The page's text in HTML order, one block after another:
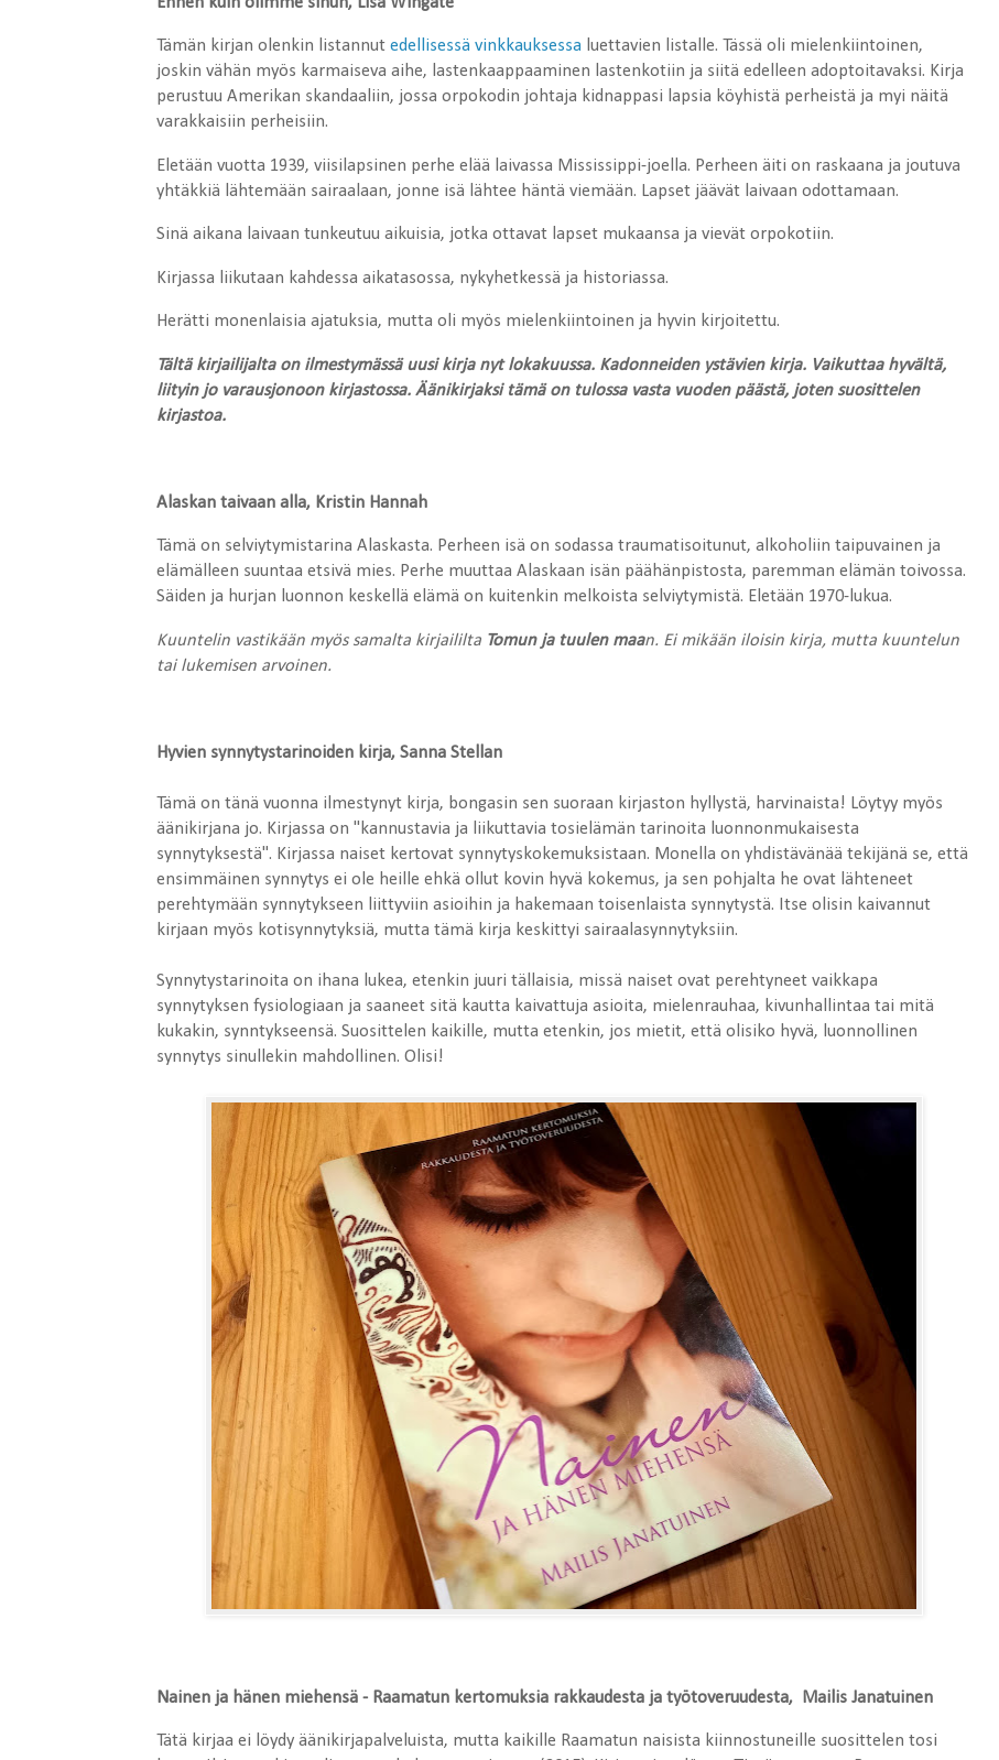
Tämän kirjan olenkin listannut edellisessä vinkkauksessa luettavien listalle. Tässä oli mielenkiintoinen,
joskin vähän myös karmaiseva aihe, lastenkaappaaminen lastenkotiin ja siitä edelleen adoptoitavaksi. Kirja
perustuu Amerikan skandaaliin, jossa orpokodin johtaja kidnappasi lapsia köyhistä perheistä ja myi näitä
varakkaisiin perheisiin.
Eletään vuotta 1939, viisilapsinen perhe elää laivassa Mississippi-joella. Perheen äiti on raskaana ja joutuva
yhtäkkiä lähtemään sairaalaan, jonne isä lähtee häntä viemään. Lapset jäävät laivaan odottamaan.
Sinä aikana laivaan tunkeutuu aikuisia, jotka ottavat lapset mukaansa ja vievät orpokotiin.
Kirjassa liikutaan kahdessa aikatasossa, nykyhetkessä ja historiassa.
Herätti monenlaisia ajatuksia, mutta oli myös mielenkiintoinen ja hyvin kirjoitettu.
Tältä kirjailijalta on ilmestymässä uusi kirja nyt lokakuussa. Kadonneiden ystävien kirja. Vaikuttaa hyvältä,
liityin jo varausjonoon kirjastossa. Äänikirjaksi tämä on tulossa vasta vuoden päästä, joten suosittelen
kirjastoa.
Alaskan taivaan alla, Kristin Hannah
Tämä on selviytymistarina Alaskasta. Perheen isä on sodassa traumatisoitunut, alkoholiin taipuvainen ja
elämälleen suuntaa etsivä mies. Perhe muuttaa Alaskaan isän päähänpistosta, paremman elämän toivossa.
Säiden ja hurjan luonnon keskellä elämä on kuitenkin melkoista selviytymistä. Eletään 1970-lukua.
Kuuntelin vastikään myös samalta kirjaililta Tomun ja tuulen maan. Ei mikään iloisin kirja, mutta kuuntelun
tai lukemisen arvoinen.
Hyvien synnytystarinoiden kirja, Sanna Stellan
Tämä on tänä vuonna ilmestynyt kirja, bongasin sen suoraan kirjaston hyllystä, harvinaista! Löytyy myös
äänikirjana jo. Kirjassa on "kannustavia ja liikuttavia tosielämän tarinoita luonnonmukaisesta
synnytyksestä". Kirjassa naiset kertovat synnytyskokemuksistaan. Monella on yhdistävänää tekijänä se, että
ensimmäinen synnytys ei ole heille ehkä ollut kovin hyvä kokemus, ja sen pohjalta he ovat lähteneet
perehtymään synnytykseen liittyviin asioihin ja hakemaan toisenlaista synnytystä. Itse olisin kaivannut
kirjaan myös kotisynnytyksiä, mutta tämä kirja keskittyi sairaalasynnytyksiin.
Synnytystarinoita on ihana lukea, etenkin juuri tällaisia, missä naiset ovat perehtyneet vaikkapa
synnytyksen fysiologiaan ja saaneet sitä kautta kaivattuja asioita, mielenrauhaa, kivunhallintaa tai mitä
kukakin, synntykseensä. Suosittelen kaikille, mutta etenkin, jos mietit, että olisiko hyvä, luonnollinen
synnytys sinullekin mahdollinen. Olisi!
Nainen ja hänen miehensä - Raamatun kertomuksia rakkaudesta ja työtoveruudesta, Mailis Janatuinen
Tätä kirjaa ei löydy äänikirjapalveluista, mutta kaikille Raamatun naisista kiinnostuneille suosittelen tosi